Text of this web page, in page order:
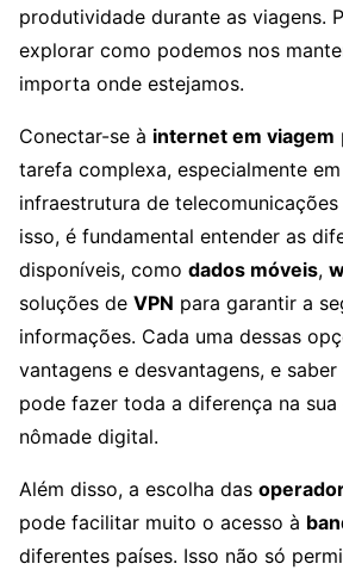
produtividade durante as viagens.
explorar como podemos nos
importa onde estejamos.
Conectar-se à internet em viagem
tarefa complexa, especialmente
infraestrutura de
isso, é fundamental entender as
disponíveis, como dados móveis,
soluções de VPN para garantir a
informações. Cada uma dessas
vantagens e desvantagens, e
pode fazer toda a diferença na
nômade digital.
Além disso, a escolha das
pode facilitar muito o acesso à
diferentes países. Isso não só